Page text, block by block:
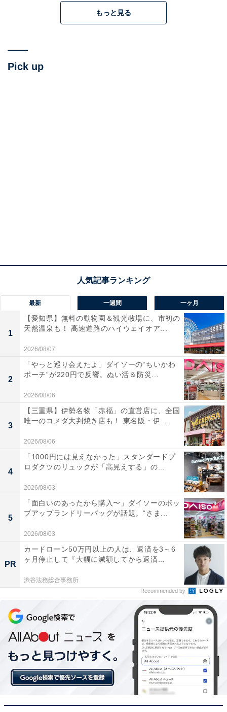
豊島園駅の改札口からホームに向かうスロープ付近
豊島園駅は、スタジオツアー東京の最寄り駅となること
から、『ハリー・ポッター』シリーズに登場するホグワ
ーツ魔法魔術学校へと続くホグズミード駅をイメージ
し、柱や電話ボックス、駅名標などが赤茶色で統一して
いる。
木は西武沿線にある飯能地区の西川材を使用。日常と非
日常を融合させ、魔法の世界観のエッセンスが感じられ
るデザインとなっている。
豊島園駅ホーム中程に置かれた魔法列車・レールオブジェ
ホームの中ほどには「魔法列車・レールオブジェ」を設
置。かつて「としまえん」で活躍した模型の汽車をリメ
イクしたもので、「としまえん」の思い出を大切にする
とともに、魔法列車が池袋を発車し、空を駆け、豊島園
駅に着陸した様子をイメージしている。
もっと見る
Pick up
最新 一週間 一ヶ月
1
【愛知県】無料の動物園＆観光牧場に、市初の
天然温泉も！ 高速道路のハイウェイオア...
2026/08/07
2
「やっと巡り会えたよ」ダイソーの“ちいかわ
ポーチ”が220円で反響。ぬい活＆防災...
2026/08/06
3
【三重県】伊勢名物「赤福」の直営店に、全国
唯一のコメダ大判焼き店も！ 東名阪・伊...
2026/08/06
4
「1000円には見えなかった」スタンダードプ
ロダクツのリュックが「高見えする」の...
2026/08/03
5
「面白いのあったから購入〜」ダイソーのポッ
プアップランドリーバッグが話題。“さま...
2026/08/03
PR
カードローン50万円以上の人は、返済を3～6
ヶ月停止して『大幅に減額してから返済...
渋谷法務総合事務所
Recommended by